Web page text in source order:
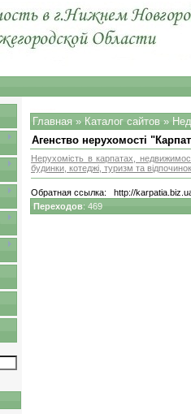
Главная » Каталог сайтов »
Агенство нерухомості
Нерухомість в карпатах,
будинки, котеджі, туризм та відпочинок
Обратная ссылка: http://
Переходов: 469